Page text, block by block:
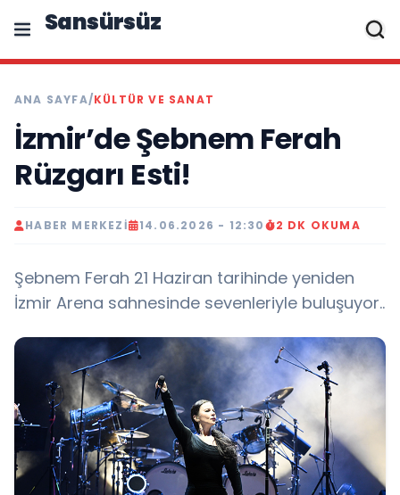
Sansürsüz
ANA SAYFA/KÜLTÜR VE SANAT
İzmir’de Şebnem Ferah
Rüzgarı Esti!
HABER MERKEZI 14.06.2026 - 12:30 2 DK OKUMA
Şebnem Ferah 21 Haziran tarihinde yeniden
İzmir Arena sahnesinde sevenleriyle buluşuyor..